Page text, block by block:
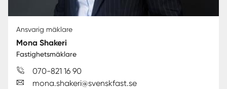
Ansvarig mäklare
Mona Shakeri
Fastighetsmäklare
070-821 16 90
mona.shakeri@svenskfast.se